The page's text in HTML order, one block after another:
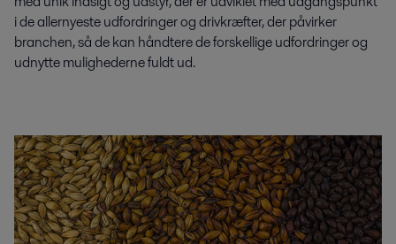
i de allernyeste udfordringer og drivkræfter, der påvirker
branchen, så de kan håndtere de forskellige udfordringer og
udnytte mulighederne fuldt ud.